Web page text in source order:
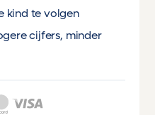
kind te volgen
cijfers, minder